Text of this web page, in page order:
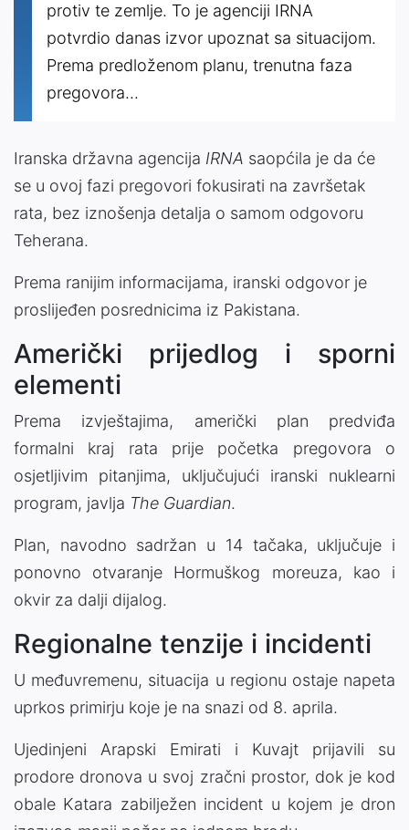
protiv te zemlje. To je agenciji IRNA
potvrdio danas izvor upoznat sa situacijom.
Prema predloženom planu, trenutna faza
pregovora...
Iranska državna agencija IRNA saopćila je da će
se u ovoj fazi pregovori fokusirati na završetak
rata, bez iznošenja detalja o samom odgovoru
Teherana.
Prema ranijim informacijama, iranski odgovor je
proslijeđen posrednicima iz Pakistana.
Američki prijedlog i sporni
elementi
Prema izvještajima, američki plan predviđa
formalni kraj rata prije početka pregovora o
osjetljivim pitanjima, uključujući iranski nuklearni
program, javlja The Guardian.
Plan, navodno sadržan u 14 tačaka, uključuje i
ponovno otvaranje Hormuškog moreuza, kao i
okvir za dalji dijalog.
Regionalne tenzije i incidenti
U međuvremenu, situacija u regionu ostaje napeta
uprkos primirju koje je na snazi od 8. aprila.
Ujedinjeni Arapski Emirati i Kuvajt prijavili su
prodore dronova u svoj zračni prostor, dok je kod
obale Katara zabilježen incident u kojem je dron